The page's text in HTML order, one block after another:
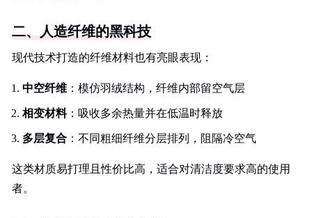
二、人造纤维的黑科技
现代技术打造的纤维材料也有亮眼表现：
中空纤维 ：模仿羽绒结构，纤维内部留空气层
相变材料：吸收多余热量并在低温时释放
多层复合 ：不同粗细纤维分层排列，阻隔冷空气
这类材质易打理且性价比高，适合对清洁度要求高的使用
者。